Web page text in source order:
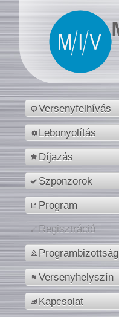
Versenyfelhívás
Lebonyolítás
Díjazás
Szponzorok
Program
Regisztráció
Programbizottság
Versenyhelyszín
Kapcsolat